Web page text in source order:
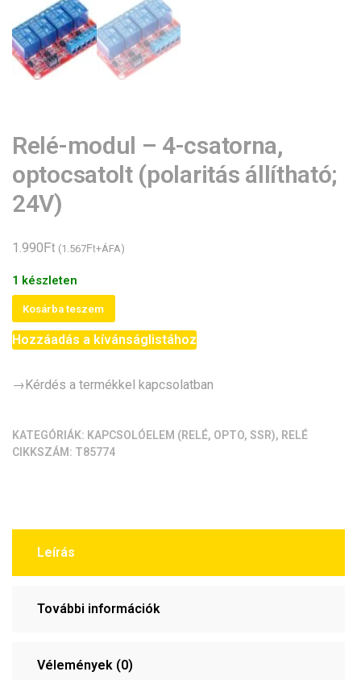
Relé-modul – 4-csatorna,
optocsatolt (polaritás állítható;
24V)
1.990Ft (1.567Ft+ÁFA)
1 készleten
Relé-
modul
-
csatorna,
állítható;
24V)
Kosárba teszem
Hozzáadás a kívánságlistához
→Kérdés a termékkel kapcsolatban
KATEGÓRIÁK: KAPCSOLÓELEM (RELÉ, OPTO, SSR), RELÉ
CIKKSZÁM: T85774
Leírás
További információk
Vélemények (0)